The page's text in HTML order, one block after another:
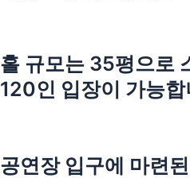
홀 규모는 35평으로
120인 입장이 가능합
공연장 입구에 마련